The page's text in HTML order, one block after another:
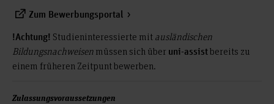
Zum Bewerbungsportal
!Achtung! Studieninteressierte mit ausländischen
Bildungsnachweisen müssen sich über uni-assistbereits zu
einem früheren Zeitpunt bewerben.
Zulassungsvoraussetzungen